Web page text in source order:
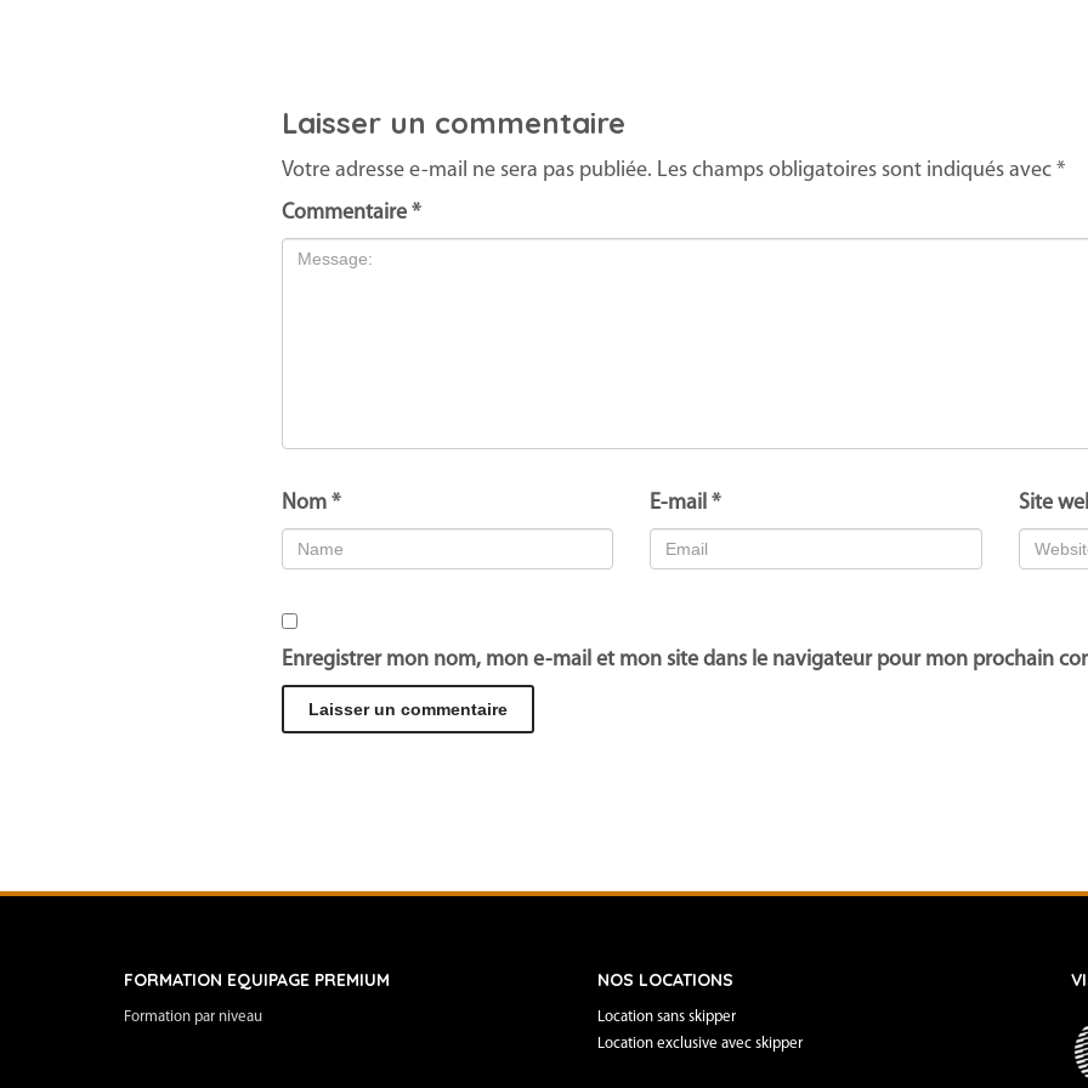
Laisser un commentaire
Votre adresse e-mail ne sera pas publiée. Les champs obligatoires sont indiqués avec *
Commentaire *
Nom * E-mail* Site
Enregistrer mon nom, mon e-mail et mon site dans le navigateur pour mon prochain
FORMATION EQUIPAGE PREMIUM
Formation par niveau
NOS LOCATIONS
Location sans skipper
Location exclusive avec skipper